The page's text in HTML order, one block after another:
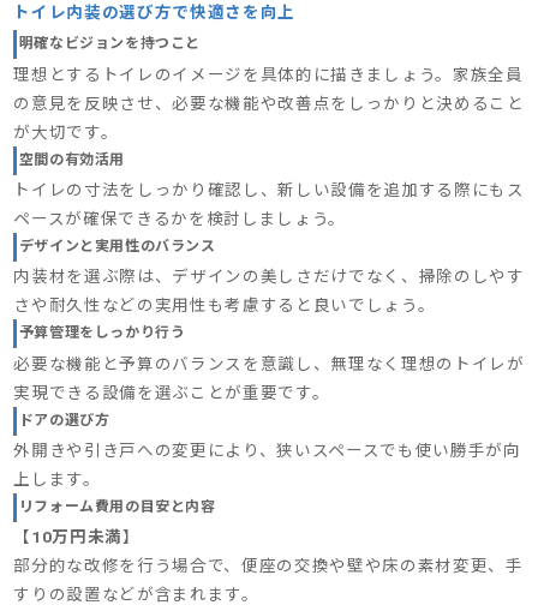
トイレ内装の選び方で快適さを向上
明確なビジョンを持つこと
理想とするトイレのイメージを具体的に描きましょう。家族全員
の意見を反映させ、必要な機能や改善点をしっかりと決めること
が大切です。
空間の有効活用
トイレの寸法をしっかり確認し、新しい設備を追加する際にもス
ペースが確保できるかを検討しましょう。
デザインと実用性のバランス
内装材を選ぶ際は、デザインの美しさだけでなく、掃除のしやす
さや耐久性などの実用性も考慮すると良いでしょう。
予算管理をしっかり行う
必要な機能と予算のバランスを意識し、無理なく理想のトイレが
実現できる設備を選ぶことが重要です。
ドアの選び方
外開きや引き戸への変更により、狭いスペースでも使い勝手が向
上します。
リフォーム費用の目安と内容
【10万円未満】
部分的な改修を行う場合で、便座の交換や壁や床の素材変更、手
すりの設置などが含まれます。